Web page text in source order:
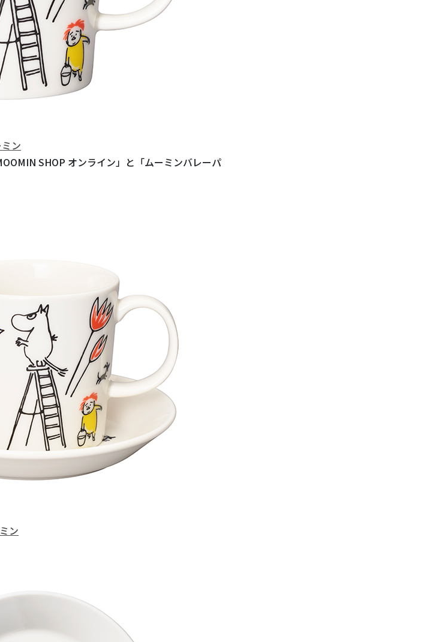
ン
SHOP オンライン」と「ムーミンバレーパ
ン